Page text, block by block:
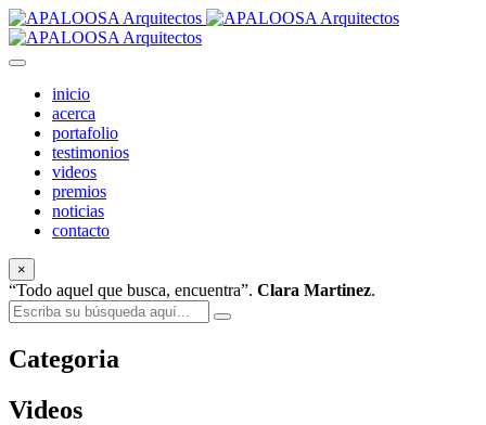
inicio
acerca
portafolio
testimonios
videos
premios
noticias
contacto
×
“Todo aquel que busca, encuentra”. Clara Martinez.
Categoria
Videos